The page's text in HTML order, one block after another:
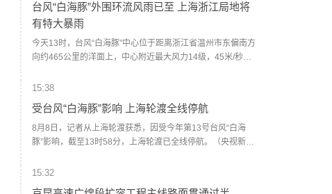
台风“白海豚”外围环流风雨已至 上海浙江局地将
有特大暴雨
今天13时，台风“白海豚”中心位于距离浙江省温州市东偏南方
向约465公里的洋面上，中心附近最大风力14级，45米/秒。
在江苏南部、安徽东南部、浙江等地激发出对流。明天，台
部、上海、浙江大部将有大到暴雨，其中上海南部、浙江东
部有特大暴雨，局地日降雨量将达到400毫米甚至500毫米以
上，极端性较强，需注意防范。（中国天气网）
15:38
受台风“白海豚”影响 上海轮渡全线停航
8月8日，记者从上海轮渡获悉，因受今年第13号台风“白海
豚”影响，截至13时58分，上海轮渡已全线停航。（央视新
15:32